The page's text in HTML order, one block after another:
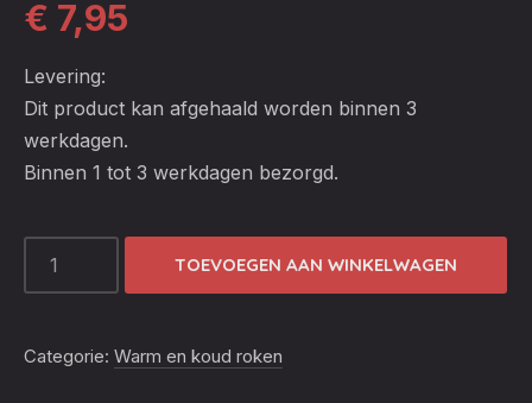
€ 7,95
Levering:
Dit product kan afgehaald worden binnen 3
werkdagen.
Binnen 1 tot 3 werkdagen bezorgd.
L
TOEVOEGEN AAN WINKELWAGEN
Categorie: Warm en koud roken